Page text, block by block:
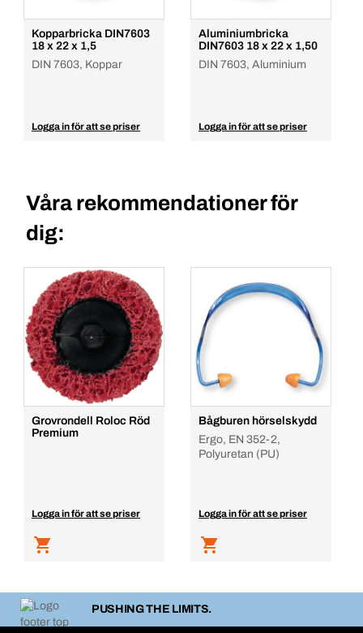
Kopparbricka DIN7603
18 x 22 x 1,5
DIN 7603, Koppar
Logga in för att se priser
Aluminiumbricka
DIN7603 18 x 22 x 1,50
DIN 7603, Aluminium
Logga in för att se priser
Våra rekommendationer för
dig:
Grovrondell Roloc Röd
Premium
Logga in för att se priser
Bågburen hörselskydd
Ergo, EN 352-2,
Polyuretan (PU)
Logga in för att se priser
PUSHING THE LIMITS.